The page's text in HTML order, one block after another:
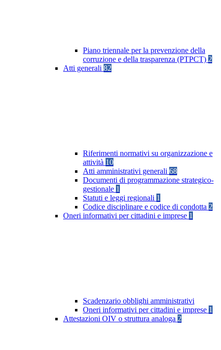
Piano triennale per la prevenzione della
corruzione e della trasparenza (PTPCT) 2
Atti generali 82
Riferimenti normativi su organizzazione e
attività 10
Atti amministrativi generali 68
Documenti di programmazione strategico-
gestionale 1
Statuti e leggi regionali 1
Codice disciplinare e codice di condotta 2
Oneri informativi per cittadini e imprese 1
Scadenzario obblighi amministrativi
Oneri informativi per cittadini e imprese 1
Attestazioni OIV o struttura analoga 2